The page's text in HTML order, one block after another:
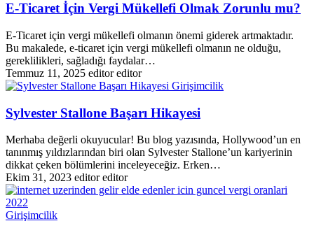
E-Ticaret İçin Vergi Mükellefi Olmak Zorunlu mu?
E-Ticaret için vergi mükellefi olmanın önemi giderek artmaktadır.
Bu makalede, e-ticaret için vergi mükellefi olmanın ne olduğu,
gereklilikleri, sağladığı faydalar…
Temmuz 11, 2025 editor editor
Girişimcilik
Sylvester Stallone Başarı Hikayesi
Merhaba değerli okuyucular! Bu blog yazısında, Hollywood’un en
tanınmış yıldızlarından biri olan Sylvester Stallone’un kariyerinin
dikkat çeken bölümlerini inceleyeceğiz. Erken…
Ekim 31, 2023 editor editor
Girişimcilik